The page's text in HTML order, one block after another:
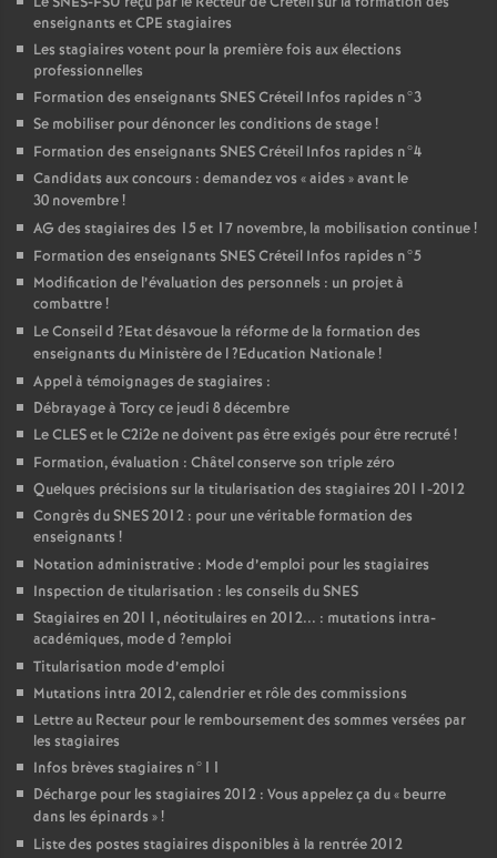
enseignants etCPE stagiaires
Les stagiaires votent pour la première fois aux élections
professionnelles
Formation des enseignants SNESCréteil Infos rapides n°3
Se mobiliser pour dénoncer les conditions de stage!
Formation des enseignants SNESCréteil Infos rapides n°4
Candidats aux concours : demandez vos «aides » avant le
30 novembre!
AG des stagiaires des 15 et 17 novembre, la mobilisation continue!
Formation des enseignants SNESCréteil Infos rapides n°5
Modification de l’évaluation des personnels : un projet à
combattre!
Le Conseil d ?Etat désavoue la réforme de la formation des
enseignants du Ministère de l?Education Nationale!
Appel à témoignages de stagiaires :
Débrayage à Torcy ce jeudi 8 décembre
LeCLESet le C2i2e ne doivent pas être exigés pour être recruté!
Formation, évaluation : Châtel conserve son triple zéro
Quelques précisions sur la titularisation des stagiaires 2011-2012
Congrès duSNES2012 : pour une véritable formation des
enseignants !
Notation administrative : Mode d’emploi pour les stagiaires
Inspection de titularisation : les conseils duSNES
Stagiaires en 2011, néotitulaires en 2012... : mutations intra-
académiques, mode d ?emploi
Titularisation mode d’emploi
Mutations intra 2012, calendrier et rôle des commissions
Lettre au Recteur pour le remboursement des sommes versées par
les stagiaires
Infos brèves stagiaires n°11
Décharge pour les stagiaires 2012 : Vous appelez ça du « beurre
dans les épinards »!
Liste des postes stagiaires disponibles à la rentrée 2012